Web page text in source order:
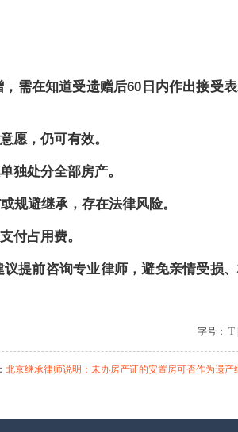
需在知道受遗赠后60日内作出接受
愿，仍可有效。
独处分全部房产。
规避继承，存在法律风险。
付占用费。
提前咨询专业律师，避免亲情受损
字号： T
北京继承律师说明：未办房产证的安置房可否作为遗产